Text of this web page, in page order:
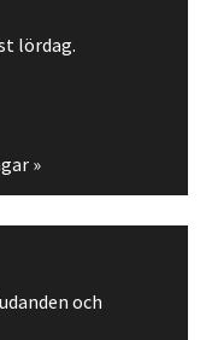
lördag.
»
och